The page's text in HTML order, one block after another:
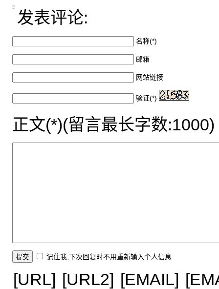
发表评论:
名称(*)
邮箱
网站链接
验证(*)
正文(*)(留言最长字数:1000)
记住我,下次回复时不用重新输入个人信息
[URL] [URL2] [EMAIL]